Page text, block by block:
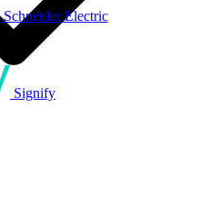
Schneider Electric
Signify